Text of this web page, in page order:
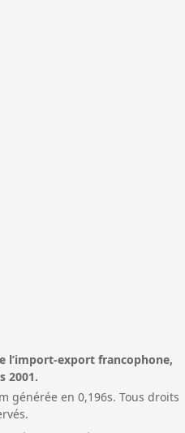
l’import-export francophone,
2001.
générée en 0,196s. Tous droits